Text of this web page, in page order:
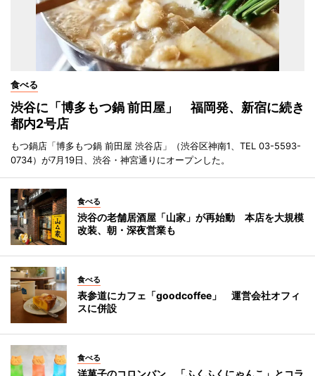
食べる
渋谷に「博多もつ鍋 前田屋」 福岡発、新宿に続き
都内2号店
もつ鍋店「博多もつ鍋 前田屋 渋谷店」（渋谷区神南1、TEL 03-5593-
0734）が7月19日、渋谷・神宮通りにオープンした。
食べる
渋谷の老舗居酒屋「山家」が再始動 本店を大規模
改装、朝・深夜営業も
食べる
表参道にカフェ「goodcoffee」 運営会社オフィ
スに併設
食べる
洋菓子のコロンバン、「ふくふくにゃんこ」とコラ